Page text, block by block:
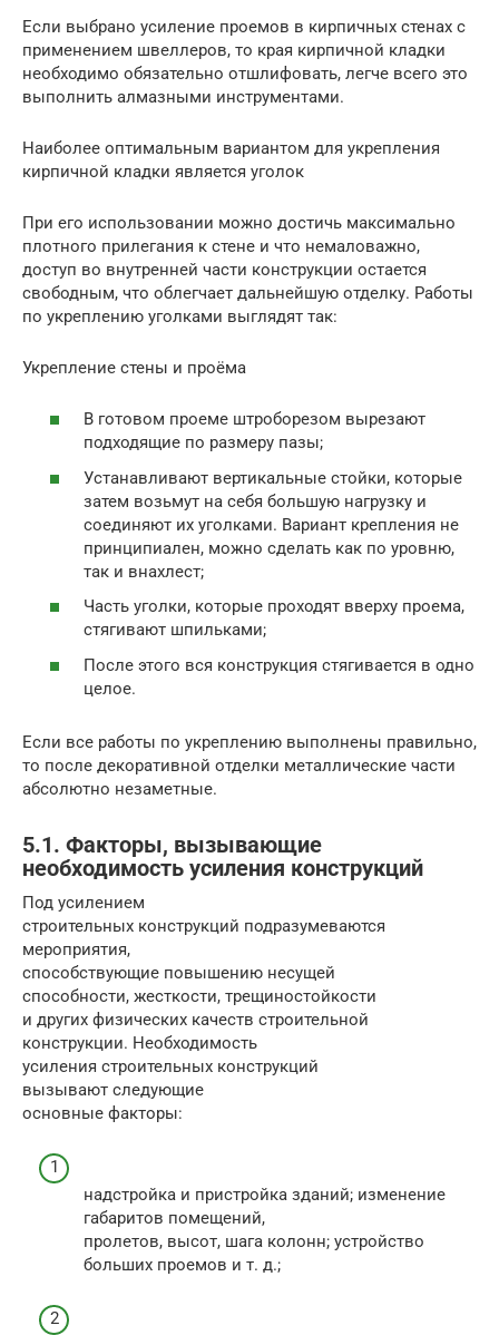
Если выбрано усиление проемов в кирпичных стенах с
применением швеллеров, то края кирпичной кладки
необходимо обязательно отшлифовать, легче всего это
выполнить алмазными инструментами.
Наиболее оптимальным вариантом для укрепления
кирпичной кладки является уголок
При его использовании можно достичь максимально
плотного прилегания к стене и что немаловажно,
доступ во внутренней части конструкции остается
свободным, что облегчает дальнейшую отделку. Работы
по укреплению уголками выглядят так:
Укрепление стены и проёма
В готовом проеме штроборезом вырезают
подходящие по размеру пазы;
Устанавливают вертикальные стойки, которые
затем возьмут на себя большую нагрузку и
соединяют их уголками. Вариант крепления не
принципиален, можно сделать как по уровню,
так и внахлест;
Часть уголки, которые проходят вверху проема,
стягивают шпильками;
После этого вся конструкция стягивается в одно
целое.
Если все работы по укреплению выполнены правильно,
то после декоративной отделки металлические части
абсолютно незаметные.
5.1. Факторы, вызывающие
необходимость усиления конструкций
Под усилением
строительных конструкций подразумеваются
меро­приятия,
способствующие повышению несущей
способности, жесткости, трещиностойкости
и других физических качеств строительной
конструк­ции. Необходимость
усиления строительных конструкций
вызывают сле­дующие
основные факторы:
надстройка и пристройка зданий; изменение
габаритов помеще­ний,
пролетов, высот, шага колонн; устройство
больших проемов и т. д.;